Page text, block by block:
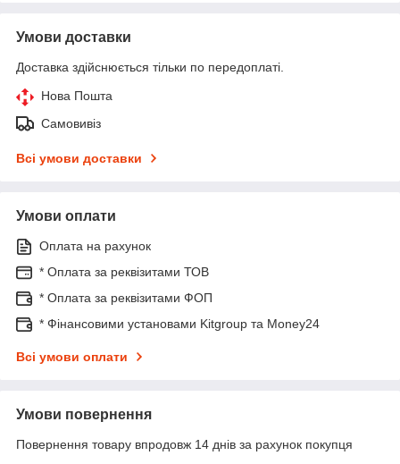
Умови доставки
Доставка здійснюється тільки по передоплаті.
Нова Пошта
Самовивіз
Всі умови доставки
Умови оплати
Оплата на рахунок
* Оплата за реквізитами ТОВ
* Оплата за реквізитами ФОП
* Фінансовими установами Kitgroup та Money24
Всі умови оплати
Умови повернення
Повернення товару впродовж 14 днів за рахунок покупця